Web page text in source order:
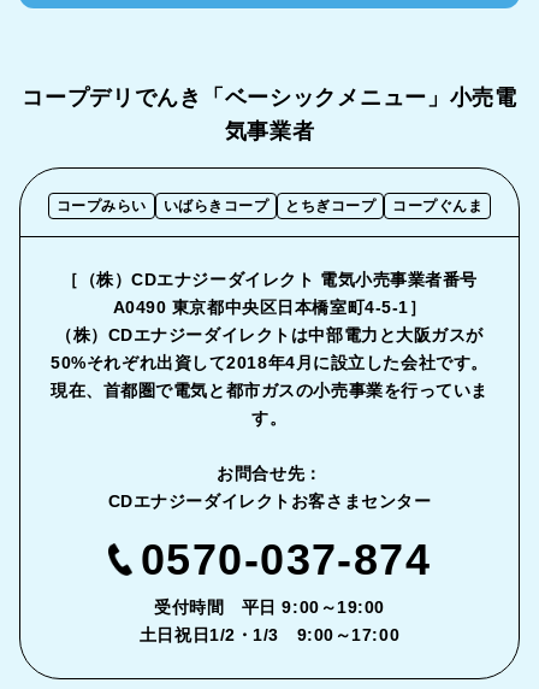
コープデリでんき「ベーシックメニュー」 小売電
気事業者
コープみらい いばらきコープ とちぎコープ コープぐんま
［（株）CDエナジーダイレクト 電気小売事業者番号
A0490 東京都中央区日本橋室町4-5-1］
（株）CDエナジーダイレクトは中部電力と大阪ガスが
50%それぞれ出資して2018年4月に設立した会社です。
現在、首都圏で電気と都市ガスの小売事業を行っていま
す。
お問合せ先：
CDエナジーダイレクトお客さまセンター
0570-037-874
受付時間 平日 9:00～19:00
土日祝日1/2・1/3 9:00～17:00